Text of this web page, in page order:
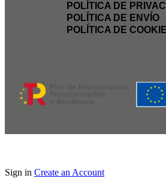
POLÍTICA DE
POLÍTICA DE ENVÍO
POLÍTICA DE
Sign in Create an Account